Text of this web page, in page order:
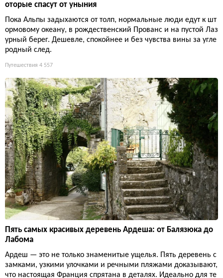
оторые спасут от уныния
Пока Альпы задыхаются от толп, нормальные люди едут к шт
ормовому океану, в рождественский Прованс и на пустой Лаз
урный берег. Дешевле, спокойнее и без чувства вины за угле
родный след.
Путешествия 4 557
Пять самых красивых деревень Ардеша: от Балязюка до
Лабома
Ардеш — это не только знаменитые ущелья. Пять деревень с
замками, узкими улочками и речными пляжами доказывают,
что настоящая Франция спрятана в деталях. Идеально для те